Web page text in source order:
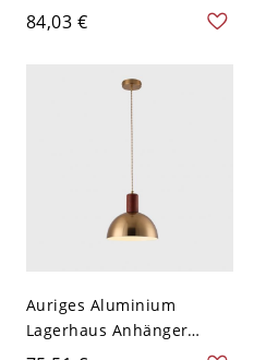
Klares Glas 1 Kopf Weg
Wandleuchte Beleuchtung
84,03 €
Auriges Aluminium
Lagerhaus Anhänger
Beleuchtung, 110V-120V,